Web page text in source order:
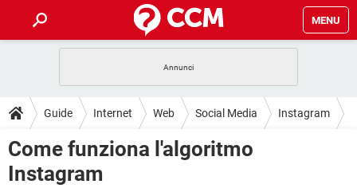
MENU
INTRATTENIMENTO ANDROID
iOS WINDOWS 10
INSTAGRAM
GUIDE
COVID-19
INTRATTENIMENTO ANDROID
DOWNLOAD
COVID-19
FORUM
Guide Internet Web Social Media Instagram
Come funziona l'algoritmo
Instagram